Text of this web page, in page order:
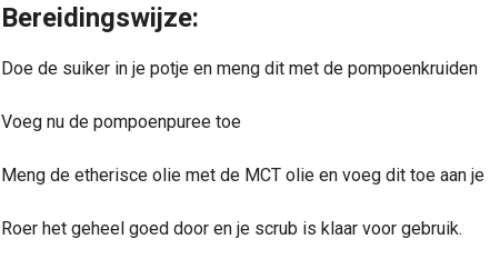
Bereidingswijze:
Doe de suiker in je potje en meng dit met de pompoenkruiden
Voeg nu de pompoenpuree toe
Meng de etherisce olie met de MCT olie en voeg dit toe aan
Roer het geheel goed door en je scrub is klaar voor gebruik.